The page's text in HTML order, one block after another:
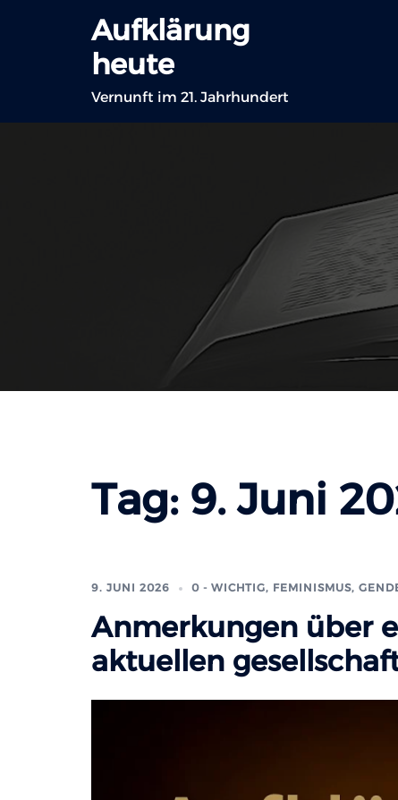
Aufklärung
heute
Vernunft im 21. Jahrhundert
Tag: 9. Juni
9. JUNI 2026 0 - WICHTIG, FEMINISMUS,
Anmerkungen über
aktuellen